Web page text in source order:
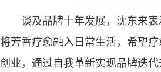
谈及品牌十年发展，沈东来
将芳香疗愈融入日常生活，希望
创业，通过自我革新实现品牌迭代